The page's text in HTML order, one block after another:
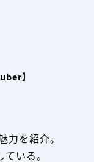
】
を紹介。
いる。